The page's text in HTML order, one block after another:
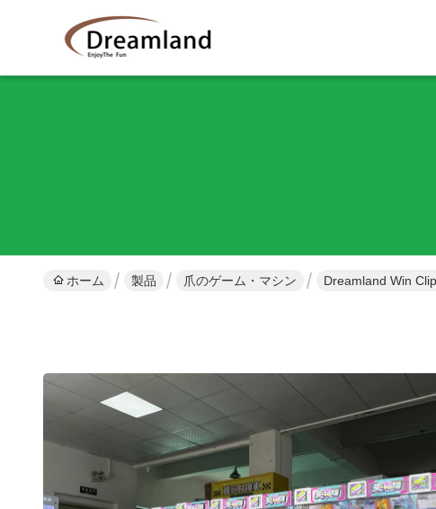
ホーム 製品 爪のゲーム・マシン Dreamland Win